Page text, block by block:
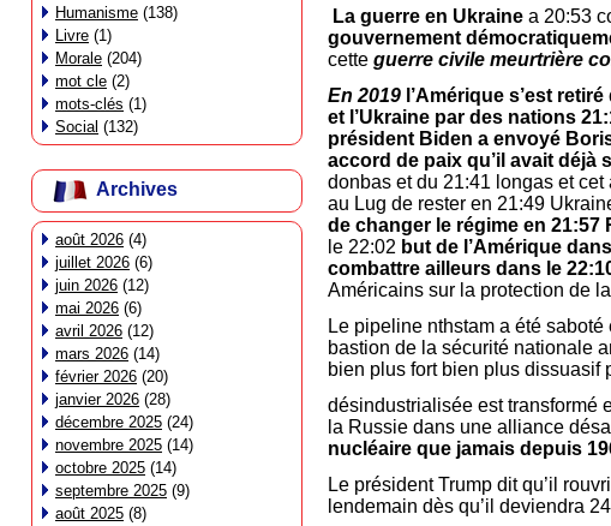
Humanisme (138)
Livre (1)
Morale (204)
mot cle (2)
mots-clés (1)
Social (132)
Archives
août 2026 (4)
juillet 2026 (6)
juin 2026 (12)
mai 2026 (6)
avril 2026 (12)
mars 2026 (14)
février 2026 (20)
janvier 2026 (28)
décembre 2025 (24)
novembre 2025 (14)
octobre 2025 (14)
septembre 2025 (9)
août 2025 (8)
La guerre en Ukraine a 20:53
gouvernement
cette guerre civile meurtrière
En 2019 l’Amérique s’est
et l’Ukraine par des nations
président Biden a envoyé
accord de paix qu’il avait déjà
donbas et du 21:41 longas et
au Lug de rester en 21:49
de changer le régime en 21:57
le 22:02 but de l’Amérique
combattre ailleurs dans le
Américains sur la protection de
Le pipeline nthstam a été
bastion de la sécurité nationale
bien plus fort bien plus dissuasif
désindustrialisée est transformé
la Russie dans une alliance
nucléaire que jamais depuis
Le président Trump dit qu’il
lendemain dès qu’il deviendra